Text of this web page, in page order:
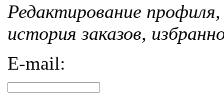
Редактирование
история заказов,
E-mail: